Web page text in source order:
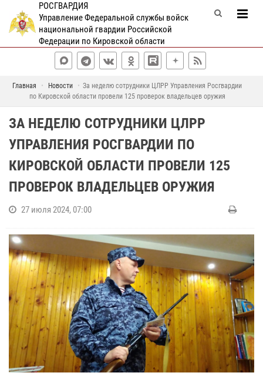
РОСГВАРДИЯ
Управление Федеральной службы войск
национальной гвардии Российской
Федерации по Кировской области
Главная Новости
За неделю сотрудники ЦЛРР Управления Росгвардии
по Кировской области провели 125 проверок владельцев оружия
ЗА НЕДЕЛЮ СОТРУДНИКИ ЦЛРР
УПРАВЛЕНИЯ РОСГВАРДИИ ПО
КИРОВСКОЙ ОБЛАСТИ ПРОВЕЛИ 125
ПРОВЕРОК ВЛАДЕЛЬЦЕВ ОРУЖИЯ
27 июля 2024, 07:00